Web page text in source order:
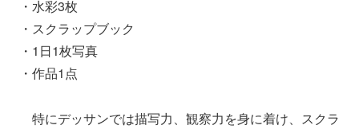
・水彩3枚
・スクラップブック
・1日1枚写真
・作品1点
特にデッサンでは描写力、観察力を身に着け、スクラ